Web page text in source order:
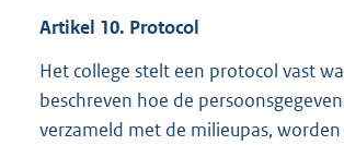
Artikel 10. Protocol
Het college stelt een protocol vast
beschreven hoe de
verzameld met de milieupas,